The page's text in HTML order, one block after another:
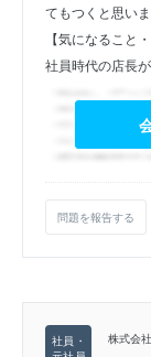
てもつくと思いま
【気になること
社員時代の店長
問題を報告する
株式会